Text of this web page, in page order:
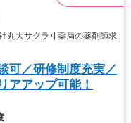
大サクラヰ薬局の薬剤師求
可／研修制度充実／
アアップ可能！